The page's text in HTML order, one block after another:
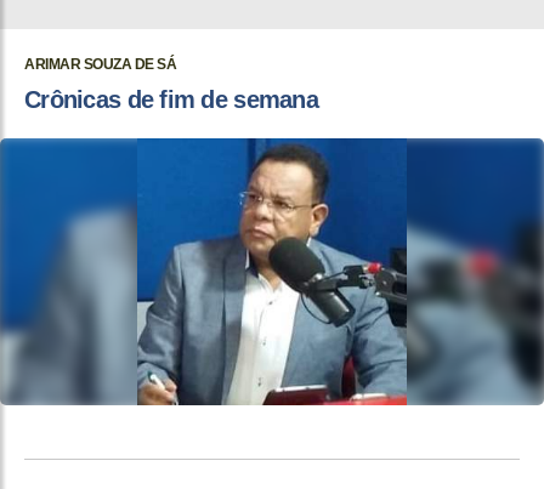
ARIMAR SOUZA DE SÁ
Crônicas de fim de semana